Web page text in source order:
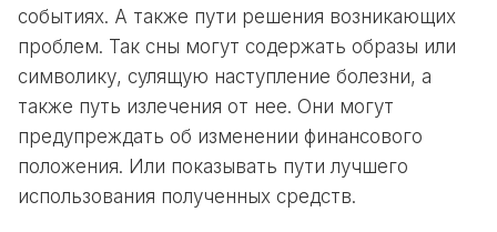
событиях. А также пути решения возникающих
проблем. Так сны могут содержать образы или
символику, сулящую наступление болезни, а
также путь излечения от нее. Они могут
предупреждать об изменении финансового
положения. Или показывать пути лучшего
использования полученных средств.